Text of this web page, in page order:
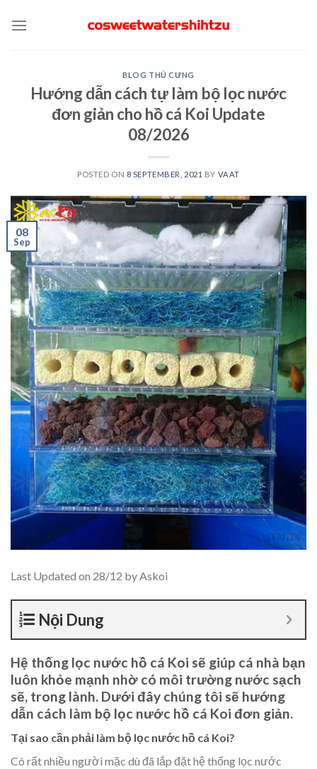
BLOG THÚ CƯNG
Hướng dẫn cách tự làm bộ lọc nước
đơn giản cho hồ cá Koi Update
08/2026
POSTED ON 8 SEPTEMBER, 2021 BY VAAT
08
Sep
Last Updated on 28/12 by Askoi
Nội Dung
Hệ thống lọc nước hồ cá Koi sẽ giúp cá nhà bạn
luôn khỏe mạnh nhờ có môi trường nước sạch
sẽ, trong lành. Dưới đây chúng tôi sẽ hướng
dẫn cách làm bộ lọc nước hồ cá Koi đơn giản.
Tại sao cần phải làm bộ lọc nước hồ cá Koi?
Có rất nhiều người mặc dù đã lắp đặt hệ thống lọc nước